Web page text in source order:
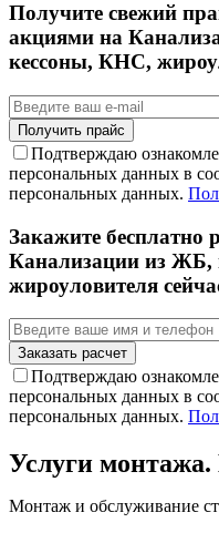
Получите свежий
акциями на
кессоны, КНС,
Подтверждаю
персональных данных в
персональных данных.
Закажите бесплатно
Канализации из ЖБ,
жироуловителя
Подтверждаю
персональных данных в
персональных данных.
Услуги
Монтаж и обслуживание